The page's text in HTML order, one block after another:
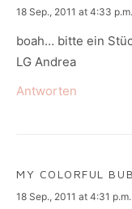
says:
18 Sep., 2011 at 4:33 p.m.
boah… bitte ein
LG Andrea
Antworten
MY COLORFUL
says:
18 Sep., 2011 at 4:31 p.m.